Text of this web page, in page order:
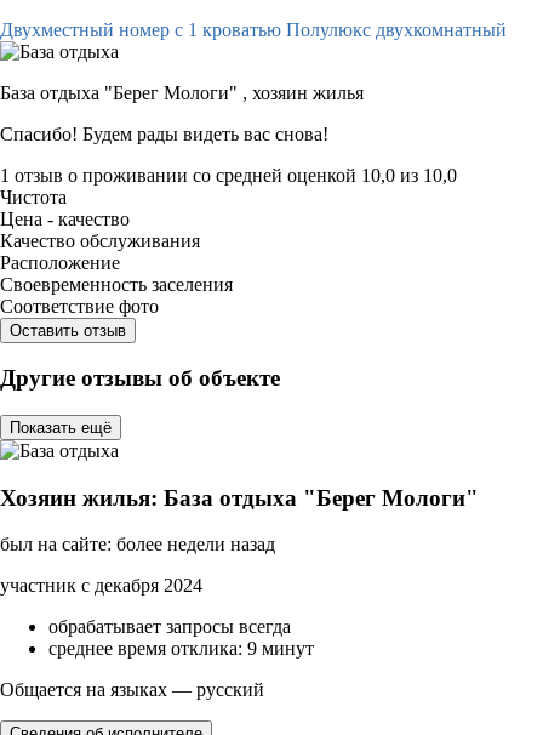
Двухместный номер с 1 кроватью Полулюкс двухкомнатный
База отдыха "Берег Мологи" , хозяин жилья
Спасибо! Будем рады видеть вас снова!
1 отзыв о проживании со средней оценкой 10,0 из 10,0
Чистота
Цена - качество
Качество обслуживания
Расположение
Своевременность заселения
Соответствие фото
Оставить отзыв
Другие отзывы об объекте
Показать ещё
Хозяин жилья: База отдыха "Берег Мологи"
был на сайте: более недели назад
участник с декабря 2024
обрабатывает запросы всегда
среднее время отклика: 9 минут
Общается на языках — русский